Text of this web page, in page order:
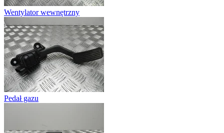
Wentylator wewnętrzny
Pedał gazu